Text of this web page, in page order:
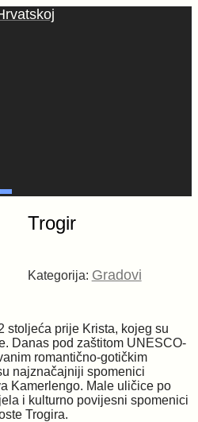
Search
Trogir
količina
Kategorija: Gradovi
stoljeća prije Krista, kojeg su
Danas pod zaštitom UNESCO-
romantično-gotičkim
najznačajniji spomenici
Kamerlengo. Male uličice po
i kulturno povijesni spomenici
Trogira.